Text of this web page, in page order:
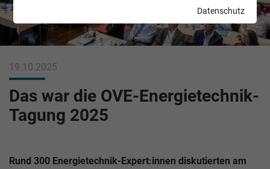
19.10.2025
Das war die OVE-Energietechnik-
Tagung 2025
Rund 300 Energietechnik-Expert:innen diskutierten am
Datenschutz